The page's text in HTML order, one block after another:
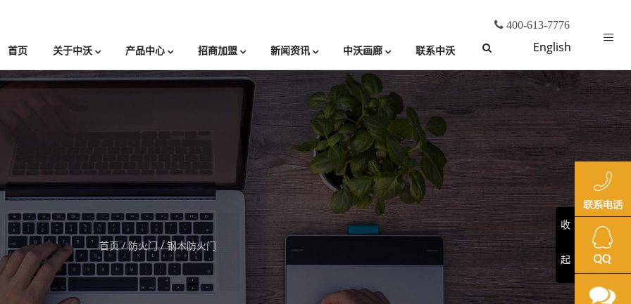
首页 关于中沃 产品中心 招商加盟 新闻资讯 中沃画廊 联系中沃
400-613-7776
English
首页/防火门/钢木防火门
收
起